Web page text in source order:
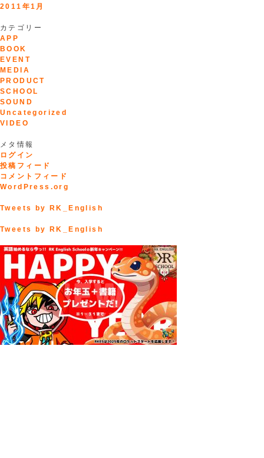
2011年1月
カテゴリー
APP
BOOK
EVENT
MEDIA
PRODUCT
SCHOOL
SOUND
Uncategorized
VIDEO
メタ情報
ログイン
投稿フィード
コメントフィード
WordPress.org
Tweets by RK_English
Tweets by RK_English